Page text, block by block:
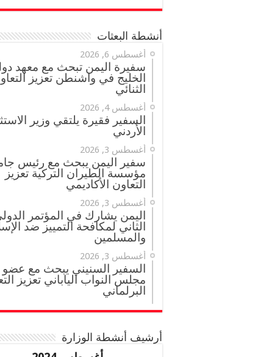
أنشطة البعثات
أغسطس 6, 2026
سفيرة اليمن تبحث مع معهد
الخليج في واشنطن تعزيز
الثنائي
أغسطس 4, 2026
السفير فقيرة يلتقي وزير
الأردني
أغسطس 3, 2026
سفير اليمن يبحث مع رئيس
مؤسسة الطيران التركية تعزيز
التعاون الأكاديمي
أغسطس 3, 2026
اليمن يشارك في المؤتمر
الثاني لمكافحة التمييز ضد
والمسلمين
أغسطس 3, 2026
السفير السنيني يبحث مع عضو
مجلس النواب الياباني تعزيز
البرلماني
أرشيف أنشطة الوزارة